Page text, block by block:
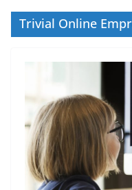
Trivial Online